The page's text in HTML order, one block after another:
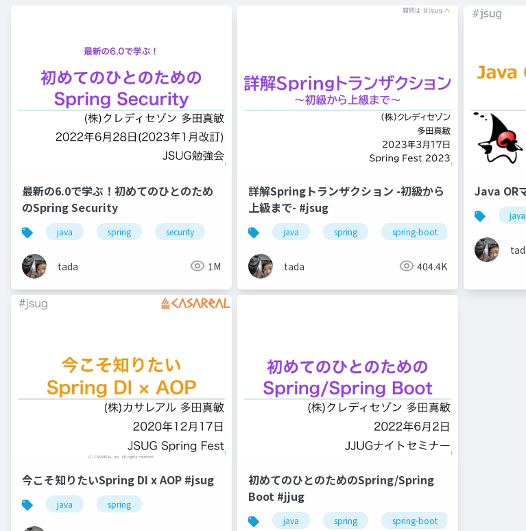
最新の6.0で学ぶ！初めてのひとのため
のSpring Security
java spring security
tada 1M
詳解Springトランザクション -初級から
上級まで- #jsug
java spring spring-boot
tada 404.4K
Java OR
java
今こそ知りたいSpring DI x AOP #jsug
java spring
初めてのひとのためのSpring/Spring
Boot #jjug
java spring spring-boot